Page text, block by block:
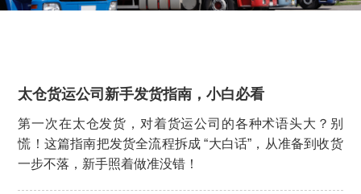
太仓货运公司新手发货指南，小白必看
第一次在太仓发货，对着货运公司的各种术语头大？别
慌！这篇指南把发货全流程拆成 “大白话”，从准备到收货
一步不落，新手照着做准没错！